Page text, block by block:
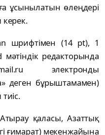
ұсынылатын өлеңдері
шрифтімен (14 рt), 1
редакторында
электронды
деген бұрыштамамен)
қаласы, Азаттық
ғимарат) мекенжайына